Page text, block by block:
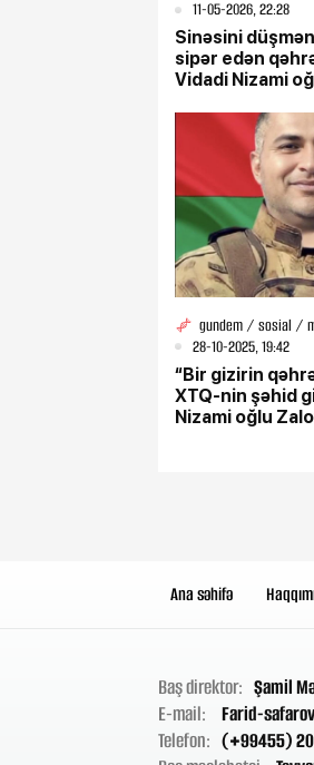
11-05-2026, 22:28
Sinəsini
sipər edən
Vidadi Nizami
gundem / sosial /
28-10-2025, 19:42
“Bir gizirin
XTQ-nin şəhid
Nizami oğlu
Ana səhifə
Baş direktor: Şamil
E-mail:
Farid-
Telefon: (+99455)